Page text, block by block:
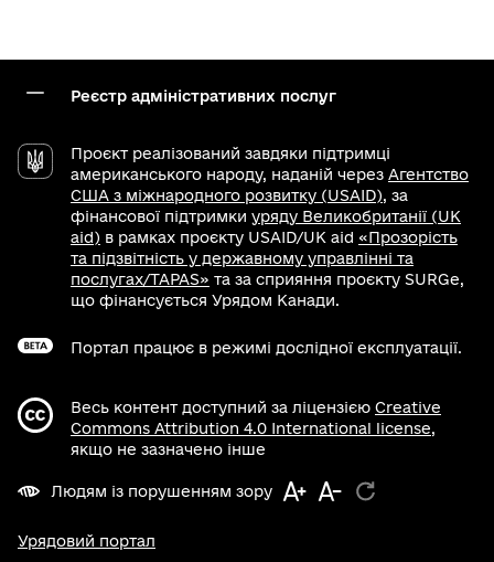
Реєстр адміністративних послуг
Проєкт реалізований завдяки підтримці
американського народу, наданій через Агентство
США з міжнародного розвитку (USAID), за
фінансової підтримки уряду Великобританії (UK
aid) в рамках проєкту USAID/UK aid «Прозорість
та підзвітність у державному управлінні та
послугах/TAPAS» та за сприяння проєкту SURGe,
що фінансується Урядом Канади.
Портал працює в режимі дослідної експлуатації.
Весь контент доступний за ліцензією Creative
Commons Attribution 4.0 International license,
якщо не зазначено інше
Людям із порушенням зору
Урядовий портал